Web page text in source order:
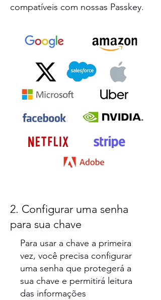
compatíveis com nossas Passkey.
2. Configurar uma senha
para sua chave
Para usar a chave a primeira
vez, você precisa configurar
uma senha que protegerá a
sua chave e permitirá leitura
das informações